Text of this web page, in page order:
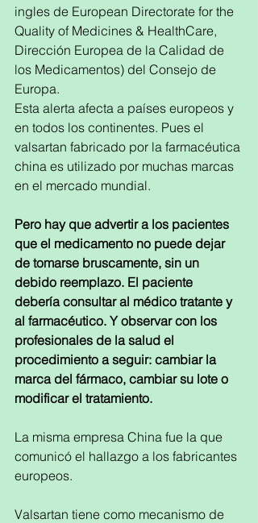
ingles de European Directorate for the
Quality of Medicines & HealthCare,
Dirección Europea de la Calidad de
los Medicamentos) del Consejo de
Europa.
Esta alerta afecta a países europeos y
en todos los continentes. Pues el
valsartan fabricado por la farmacéutica
china es utilizado por muchas marcas
en el mercado mundial.
Pero hay que advertir a los pacientes
que el medicamento no puede dejar
de tomarse bruscamente, sin un
debido reemplazo. El paciente
debería consultar al médico tratante y
al farmacéutico. Y observar con los
profesionales de la salud el
procedimiento a seguir: cambiar la
marca del fármaco, cambiar su lote o
modificar el tratamiento.
La misma empresa China fue la que
comunicó el hallazgo a los fabricantes
europeos.
Valsartan tiene como mecanismo de